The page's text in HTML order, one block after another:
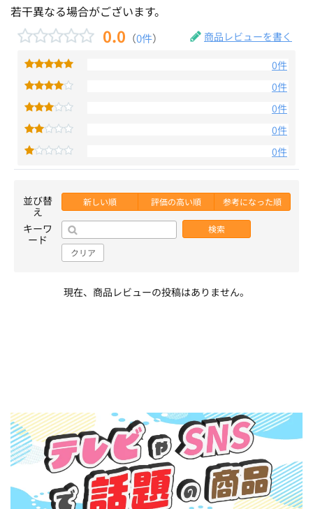
若干異なる場合がございます。
0.0 （0件） 商品レビューを書く
0件
0件
0件
0件
0件
並び替
え
新しい順 評価の高い順 参考になった順
キーワ
ード
検索
クリア
現在、商品レビューの投稿はありません。